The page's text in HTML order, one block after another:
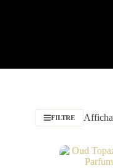
FILTRE